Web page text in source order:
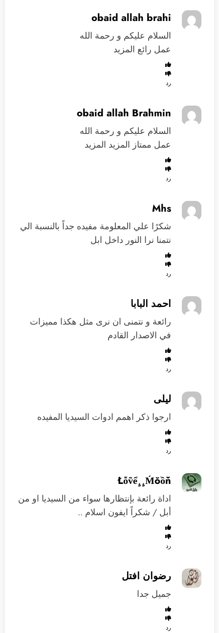
obaid allah brahi
السلام عليكم و رحمة الله
عمل رائع المزيد
رد
obaid allah Brahmin
السلام عليكم و رحمة الله
عمل ممتاز المزيد المزيد
رد
Mhs
شكرًا علي المعلومة مفيده جداً بالنسبة الي
نتمنا نرا النور داخل ابل
رد
احمد البابا
رائعة و نتمنى ان نرى مثل هكذا مميزات
في الاصدار القادم
رد
ليلى
ارجوا ذكر اهمم ادوات السيديا المفيده
رد
Łỗṽể¸¸Ḿŏồň
اداة رائعة بإنتظارها سواء من السيديا او من
أبل / شكراً ايفون اسلام ..
رد
رضوان افتل
جميل جدا
رد